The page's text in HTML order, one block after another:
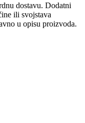
​​dostavu. Dodatni
ili svojstava
u opisu proizvoda.